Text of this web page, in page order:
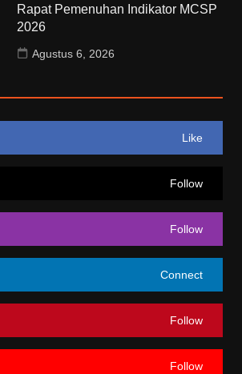
Rapat Pemenuhan Indikator MCSP
2026
Agustus 6, 2026
Like
Follow
Follow
Connect
Follow
Follow